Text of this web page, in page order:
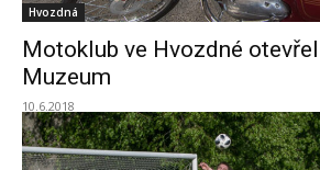
Hvozdná
Motoklub ve Hvozdné
Muzeum
10.6.2018